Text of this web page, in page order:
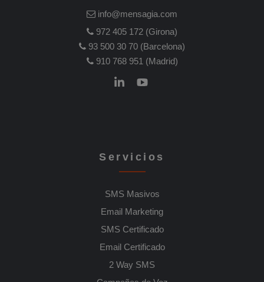
info@mensagia.com
972 405 172 (Girona)
93 500 30 70 (Barcelona)
910 768 951 (Madrid)
Servicios
SMS Masivos
Email Marketing
SMS Certificado
Email Certificado
2 Way SMS